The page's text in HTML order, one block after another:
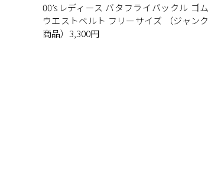
00’sレディース バタフライバックル ゴム
ウエストベルト フリーサイズ （ジャンク
商品）3,300円